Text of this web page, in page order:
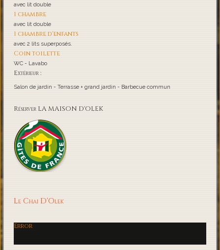
avec lit double
1 chambre
avec lit double
1 chambre d'enfants
avec 2 lits superposés.
Coin toilette
WC - Lavabo
Extérieur :
Salon de jardin - Terrasse + grand jardin - Barbecue commun
Réserver LA MAISON D'OLEK
Le Chai D'Olek
Error